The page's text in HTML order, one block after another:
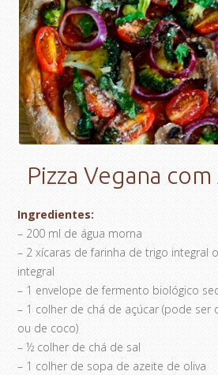
Pizza Vegana
Ingredientes:
– 200 ml de água morna
– 2 xícaras de farinha de trigo integral
integral
– 1 envelope de fermento biológico
– 1 colher de chá de açúcar (pode ser
ou de coco)
– ½ colher de chá de sal
– 1 colher de sopa de azeite de oliva